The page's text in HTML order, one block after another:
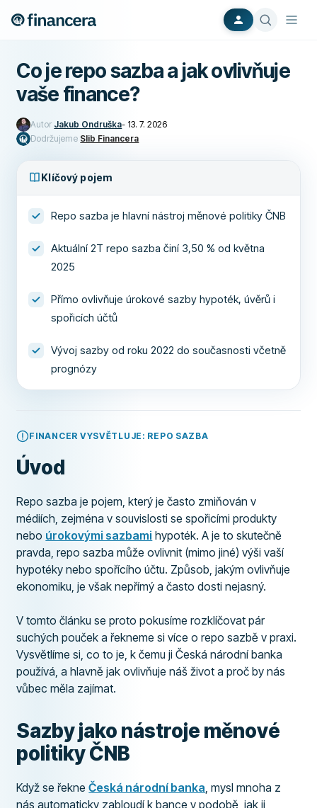
Co je repo sazba a jak ovlivňuje
vaše finance?
Autor Jakub Ondruška- 13. 7. 2026
Dodržujeme Slib Financera
Klíčový pojem
Repo sazba je hlavní nástroj měnové politiky ČNB
Aktuální 2T repo sazba činí 3,50 % od května
2025
Přímo ovlivňuje úrokové sazby hypoték, úvěrů i
spořicích účtů
Vývoj sazby od roku 2022 do současnosti včetně
prognózy
FINANCER VYSVĚTLUJE: REPO SAZBA
Úvod
Repo sazba je pojem, který je často zmiňován v
médiích, zejména v souvislosti se spořicími produkty
nebo úrokovými sazbami hypoték. A je to skutečně
pravda, repo sazba může ovlivnit (mimo jiné) výši vaší
hypotéky nebo spořícího účtu. Způsob, jakým ovlivňuje
ekonomiku, je však nepřímý a často dosti nejasný.
V tomto článku se proto pokusíme rozklíčovat pár
suchých pouček a řekneme si více o repo sazbě v praxi.
Vysvětlíme si, co to je, k čemu ji Česká národní banka
používá, a hlavně jak ovlivňuje náš život a proč by nás
vůbec měla zajímat.
Sazby jako nástroje měnové
politiky ČNB
Když se řekneČeská národní banka, mysl mnoha z
nás automaticky zabloudí k bance v podobě, jak ji